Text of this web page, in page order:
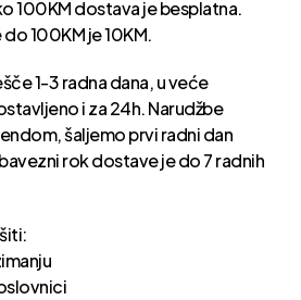
100KM dostava je besplatna.
100KM je 10KM.
1-3 radna dana, u veće
i za 24h. Narudžbe
šaljemo prvi radni dan
rok dostave je do 7 radnih